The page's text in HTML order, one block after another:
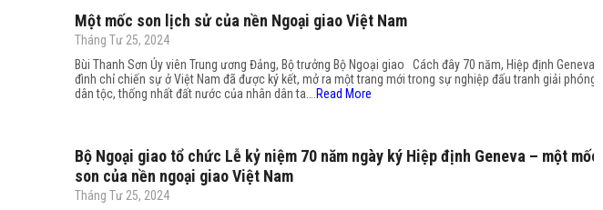
Một mốc son lịch sử của nền Ngoại giao Việt Nam
Tháng Tư 25, 2024
Bùi Thanh Sơn Ủy viên Trung ương Đảng, Bộ trưởng Bộ Ngoại giao Cách đây 70 năm, Hiệp định Geneva về
đình chỉ chiến sự ở Việt Nam đã được ký kết, mở ra một trang mới trong sự nghiệp đấu tranh giải phóng
dân tộc, thống nhất đất nước của nhân dân ta….
Read More
Bộ Ngoại giao tổ chức Lễ kỷ niệm 70 năm ngày ký Hiệp định Geneva – một mốc
son của nền ngoại giao Việt Nam
Tháng Tư 25, 2024